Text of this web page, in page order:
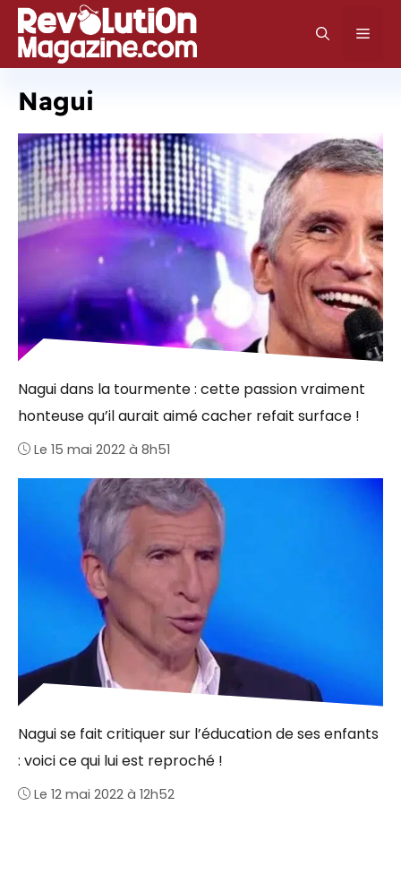
Aller
au
contenu
Nagui
Nagui dans la tourmente : cette passion vraiment
honteuse qu’il aurait aimé cacher refait surface !
Le 15 mai 2022 à 8h51
Nagui se fait critiquer sur l’éducation de ses enfants
: voici ce qui lui est reproché !
Le 12 mai 2022 à 12h52